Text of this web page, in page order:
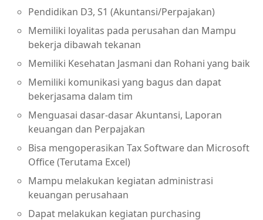
Pendidikan D3, S1 (Akuntansi/Perpajakan)
Memiliki loyalitas pada perusahan dan Mampu
bekerja dibawah tekanan
Memiliki Kesehatan Jasmani dan Rohani yang baik
Memiliki komunikasi yang bagus dan dapat
bekerjasama dalam tim
Menguasai dasar-dasar Akuntansi, Laporan
keuangan dan Perpajakan
Bisa mengoperasikan Tax Software dan Microsoft
Office (Terutama Excel)
Mampu melakukan kegiatan administrasi
keuangan perusahaan
Dapat melakukan kegiatan purchasing